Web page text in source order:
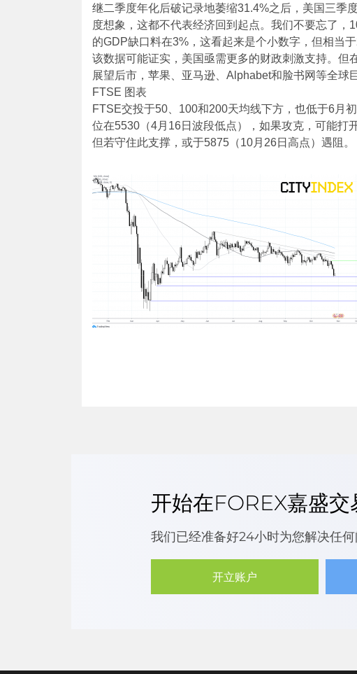
继二季度年化后破记录地萎缩31.4%之后，美国三季
度想象，这都不代表经济回到起点。我们不要忘了
的GDP缺口料在3%，这看起来是个小数字，但相当
该数据可能证实，美国亟需更多的财政刺激支持。但
展望后市，苹果、亚马逊、Alphabet和脸书网等全球
FTSE 图表
FTSE交投于50、100和200天均线下方，也低于6月
位在5530（4月16日波段低点），如果攻克，可能打
但若守住此支撑，或于5875（10月26日高点）遇阻。
开始在FOREX嘉盛交
我们已经准备好24小时为您解决任何
开立账户